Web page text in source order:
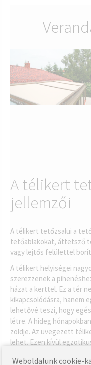
A télikert
jellemzői
A télikert tetőzsalui a
tetőablakokat, áttetsző
vagy lejtős felülettel
A télikert helyiségei
szerezzenek a
házat a kerttel. Ez a tér
kikapcsolódásra, hanem
lehetővé teszi, hogy
létre. A hideg
zöldje. Az üvegezett
lehet. Ezen kívül
Weboldalunk cookie-